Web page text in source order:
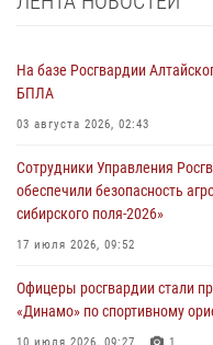
На базе Росгвардии
БПЛА
03 августа 2026, 02:43
Сотрудники Управления
обеспечили безопасность
сибирского поля-2026»
17 июля 2026, 09:52
Офицеры росгвардии стали
«Динамо» по спортивному
10 июля 2026, 09:27 1